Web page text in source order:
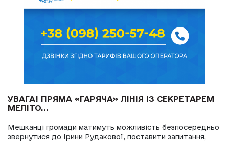
УВАГА! ПРЯМА «ГАРЯЧА» ЛІНІЯ ІЗ СЕКРЕТАРЕМ
МЕЛІТО...
Мешканці громади матимуть можливість безпосередньо
звернутися до Ірини Рудакової, поставити запитання,